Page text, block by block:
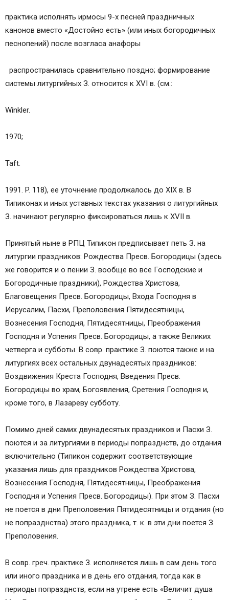
практика исполнять ирмосы 9-х песней праздничных
канонов вместо «Достойно есть» (или иных богородичных
песнопений) после возгласа анафоры
распространилась сравнительно поздно; формирование
системы литургийных З. относится к XVI в. (см.:
Winkler.
1970;
Taft.
1991. P. 118), ее уточнение продолжалось до XIX в. В
Типиконах и иных уставных текстах указания о литургийных
З. начинают регулярно фиксироваться лишь к XVII в.
Принятый ныне в РПЦ Типикон предписывает петь З. на
литургии праздников: Рождества Пресв. Богородицы (здесь
же говорится и о пении З. вообще во все Господские и
Богородичные праздники), Рождества Христова,
Благовещения Пресв. Богородицы, Входа Господня в
Иерусалим, Пасхи, Преполовения Пятидесятницы,
Вознесения Господня, Пятидесятницы, Преображения
Господня и Успения Пресв. Богородицы, а также Великих
четверга и субботы. В совр. практике З. поются также и на
литургиях всех остальных двунадесятых праздников:
Воздвижения Креста Господня, Введения Пресв.
Богородицы во храм, Богоявления, Сретения Господня и,
кроме того, в Лазареву субботу.
Помимо дней самих двунадесятых праздников и Пасхи З.
поются и за литургиями в периоды попразднств, до отдания
включительно (Типикон содержит соответствующие
указания лишь для праздников Рождества Христова,
Вознесения Господня, Пятидесятницы, Преображения
Господня и Успения Пресв. Богородицы). При этом З. Пасхи
не поется в дни Преполовения Пятидесятницы и отдания (но
не попразднства) этого праздника, т. к. в эти дни поется З.
Преполовения.
В совр. греч. практике З. исполняется лишь в сам день того
или иного праздника и в день его отдания, тогда как в
периоды попразднств, если на утрене есть «Величит душа